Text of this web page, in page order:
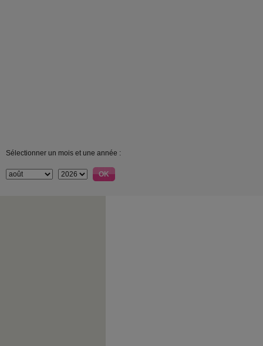
Sélectionner un mois et une année :